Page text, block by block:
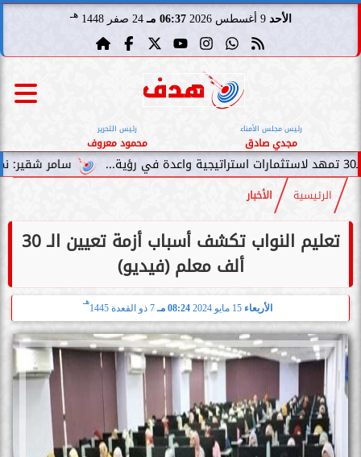
الأحد 9 أغسطس 2026 06:37 مـ 24 صفر 1448 هـ
رئيس مجلس الأمناء
مجدي صادق
رئيس التحرير
محمود معروف
سامر شقير: نمو صناديق
الرئيسية الأخبار
تعليم النواب تكشف أسباب أزمة تعيين الـ 30
ألف معلم (فيديو)
الأربعاء 15 مايو 2024 08:24 مـ 7 ذو القعدة 1445
هـ